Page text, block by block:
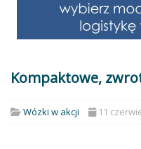
Kompaktowe,
Wózki w akcji 11